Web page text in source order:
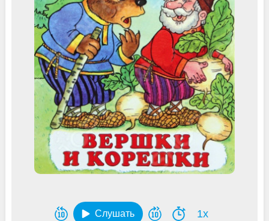
Слушать 1x